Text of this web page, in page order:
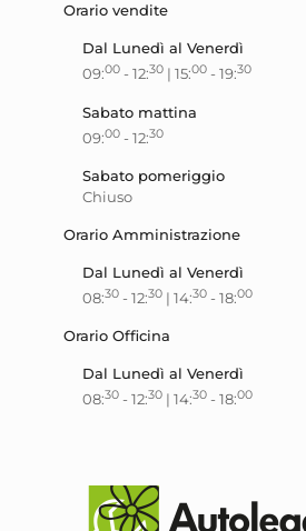
Orario vendite
Dal Lunedì al Venerdì
09:00- 12:30| 15:00- 19:30
Sabato mattina
09:00- 12:30
Sabato pomeriggio
Chiuso
Orario Amministrazione
Dal Lunedì al Venerdì
08:30- 12:30| 14:30- 18:00
Orario Officina
Dal Lunedì al Venerdì
08:30- 12:30| 14:30- 18:00